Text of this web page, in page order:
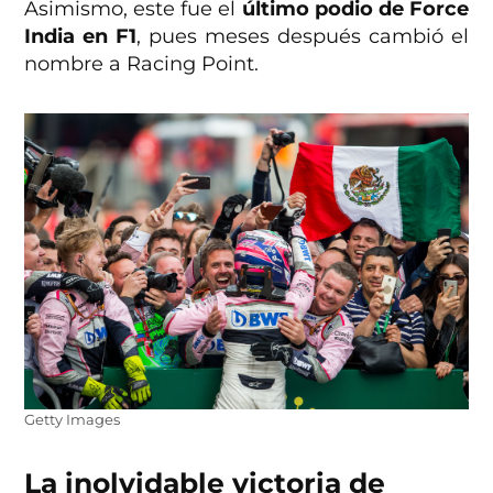
Asimismo, este fue el último podio de Force
India en F1, pues meses después cambió el
nombre a Racing Point.
Getty Images
La inolvidable victoria de